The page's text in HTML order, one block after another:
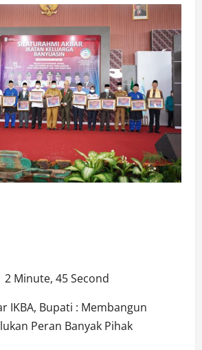
2 Minute, 45 Second
IKBA, Bupati : Membangun
Peran Banyak Pihak